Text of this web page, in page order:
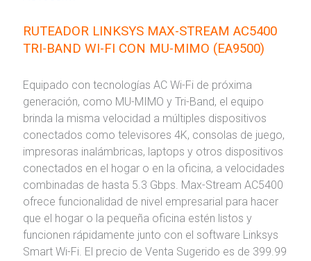
RUTEADOR LINKSYS MAX-STREAM AC5400
TRI-BAND WI-FI CON MU-MIMO (EA9500)
Equipado con tecnologías AC Wi-Fi de próxima
generación, como MU-MIMO y Tri-Band, el equipo
brinda la misma velocidad a múltiples dispositivos
conectados como televisores 4K, consolas de juego,
impresoras inalámbricas, laptops y otros dispositivos
conectados en el hogar o en la oficina, a velocidades
combinadas de hasta 5.3 Gbps. Max-Stream AC5400
ofrece funcionalidad de nivel empresarial para hacer
que el hogar o la pequeña oficina estén listos y
funcionen rápidamente junto con el software Linksys
Smart Wi-Fi. El precio de Venta Sugerido es de 399.99